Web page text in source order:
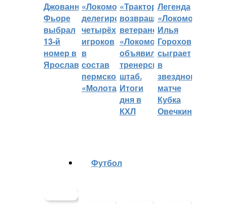
Джованни
Фьоре
выбрал
13-й
номер в
Ярославле
«Локомотив»
делегировал
четырёх
игроков
в
состав
пермского
«Молота»
«Трактор»
возвращает
ветеранов,
«Локомотив»
объявил
тренерский
штаб.
Итоги
дня в
КХЛ
Легенда
«Локомотива»
Илья
Горохов
сыграет
в
звездном
матче
Кубка
Овечкина
Футбол